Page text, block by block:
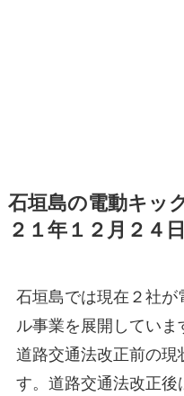
石垣島の電動キッ
２１年１２月２４
石垣島では現在２社が
ル事業を展開していま
道路交通法改正前の現
す。道路交通法改正